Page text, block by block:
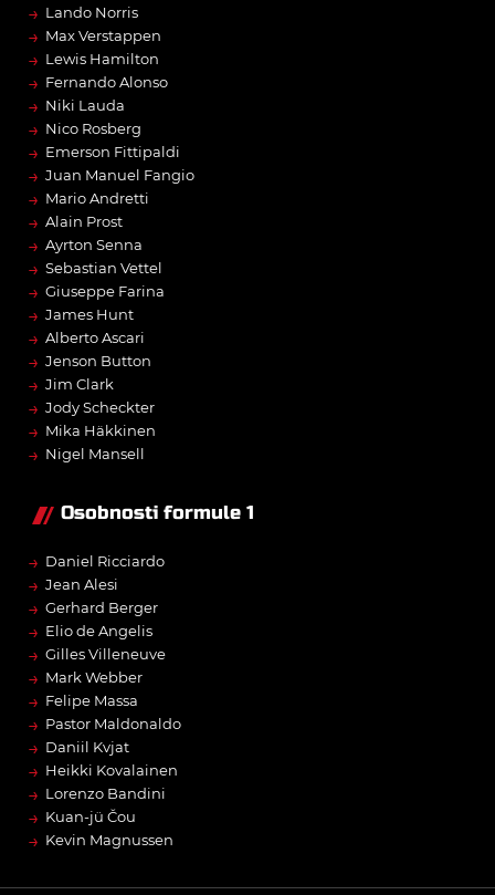
→ Lando Norris
→ Max Verstappen
→ Lewis Hamilton
→ Fernando Alonso
→ Niki Lauda
→ Nico Rosberg
→ Emerson Fittipaldi
→ Juan Manuel Fangio
→ Mario Andretti
→ Alain Prost
→ Ayrton Senna
→ Sebastian Vettel
→ Giuseppe Farina
→ James Hunt
→ Alberto Ascari
→ Jenson Button
→ Jim Clark
→ Jody Scheckter
→ Mika Häkkinen
→ Nigel Mansell
Osobnosti formule 1
→ Daniel Ricciardo
→ Jean Alesi
→ Gerhard Berger
→ Elio de Angelis
→ Gilles Villeneuve
→ Mark Webber
→ Felipe Massa
→ Pastor Maldonaldo
→ Daniil Kvjat
→ Heikki Kovalainen
→ Lorenzo Bandini
→ Kuan-jü Čou
→ Kevin Magnussen